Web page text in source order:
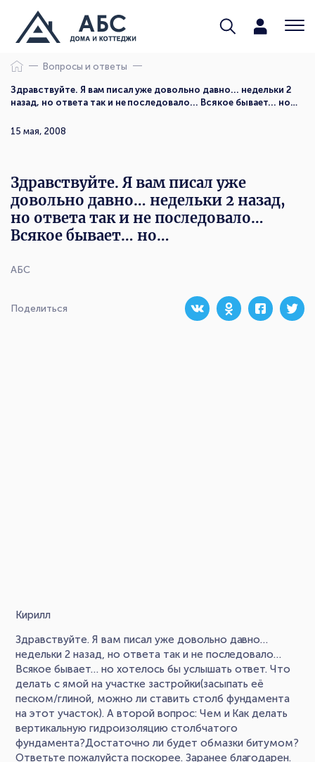
Вопросы и ответы
Здравствуйте. Я вам писал уже довольно давно... недельки 2
назад, но ответа так и не последовало... Всякое бывает... но…
АБС
15 мая, 2008
Здравствуйте. Я вам писал уже
довольно давно… недельки 2 назад,
но ответа так и не последовало…
Всякое бывает… но…
Поделиться
Кирилл
Здравствуйте. Я вам писал уже довольно давно…
недельки 2 назад, но ответа так и не последовало…
Всякое бывает… но хотелось бы услышать ответ. Что
делать с ямой на участке застройки(засыпать её
песком/глиной, можно ли ставить столб фундамента
на этот участок). А второй вопрос: Чем и Как делать
вертикальную гидроизоляцию столбчатого
фундамента?Достаточно ли будет обмазки битумом?
Ответьте пожалуйста поскорее. Заранее благодарен.